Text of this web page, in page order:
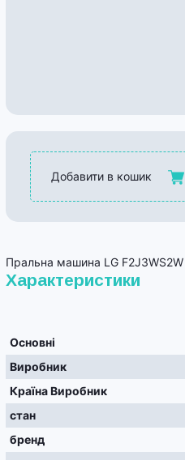
Добавити в кошик
Пральна машина LG F2J3WS2W
Характеристики
Основні
Виробник
Країна Виробник
стан
бренд